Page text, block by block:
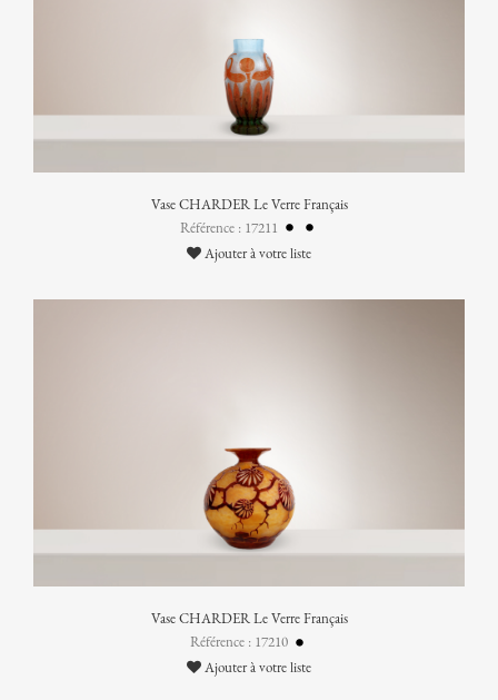
Vase CHARDER Le Verre Français
Référence : 17211
Ajouter à votre liste
Vase CHARDER Le Verre Français
Référence : 17210
Ajouter à votre liste